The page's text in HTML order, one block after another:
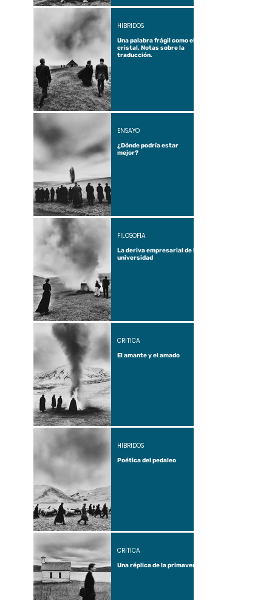
Una palabra frágil como el
cristal. Notas sobre la
traducción.
HÍBRIDOS
¿Dónde podría estar
mejor?
ENSAYO
La deriva empresarial de la
universidad
FILOSOFÍA
El amante y el amado
CRÍTICA
Poética del pedaleo
HÍBRIDOS
Una réplica de la primavera
CRÍTICA